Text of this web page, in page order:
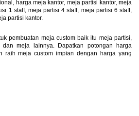
harga meja kantor, meja partisi kantor, meja
1 staff, meja partisi 4 staff, meja partisi 6 staff,
partisi kantor.
pembuatan meja custom baik itu meja partisi,
meja lainnya. Dapatkan potongan harga
meja custom impian dengan harga yang